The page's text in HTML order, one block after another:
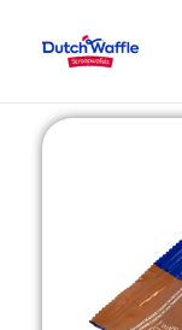
DutchWaffle